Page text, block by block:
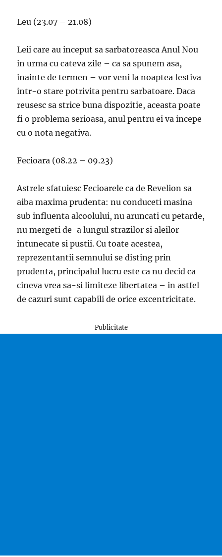
Leu (23.07 – 21.08)
Leii care au inceput sa sarbatoreasca Anul Nou
in urma cu cateva zile – ca sa spunem asa,
inainte de termen – vor veni la noaptea festiva
intr-o stare potrivita pentru sarbatoare. Daca
reusesc sa strice buna dispozitie, aceasta poate
fi o problema serioasa, anul pentru ei va incepe
cu o nota negativa.
Fecioara (08.22 – 09.23)
Astrele sfatuiesc Fecioarele ca de Revelion sa
aiba maxima prudenta: nu conduceti masina
sub influenta alcoolului, nu aruncati cu petarde,
nu mergeti de-a lungul strazilor si aleilor
intunecate si pustii. Cu toate acestea,
reprezentantii semnului se disting prin
prudenta, principalul lucru este ca nu decid ca
cineva vrea sa-si limiteze libertatea – in astfel
de cazuri sunt capabili de orice excentricitate.
Publicitate